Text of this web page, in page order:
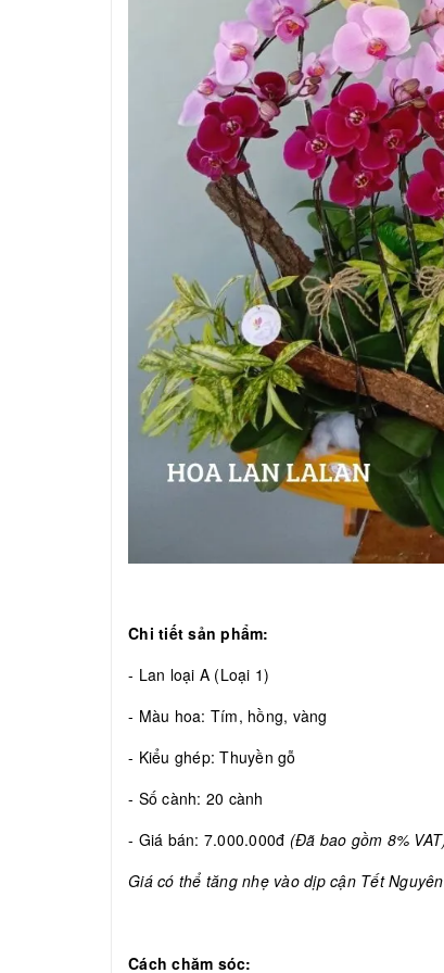
Chi tiết sản phẩm:
- Lan loại A (Loại 1)
- Màu hoa: Tím, hồng, vàng
- Kiểu ghép: Thuyền gỗ
- Số cành: 20 cành
- Giá bán: 7.000.000đ (Đã bao gồm 8%
Giá có thể tăng nhẹ vào dịp cận Tết
Cách chăm sóc: